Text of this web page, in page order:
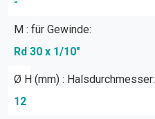
M : für Gewinde:
Rd 30 x 1/10"
Ø H (mm) : Halsdurchmesser:
12